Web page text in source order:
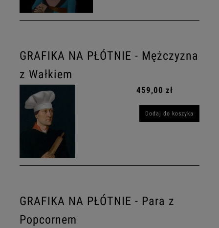
GRAFIKA NA PŁÓTNIE - Mężczyzna
z Wałkiem
459,00 zł
Dodaj do koszyka
GRAFIKA NA PŁÓTNIE - Para z
Popcornem